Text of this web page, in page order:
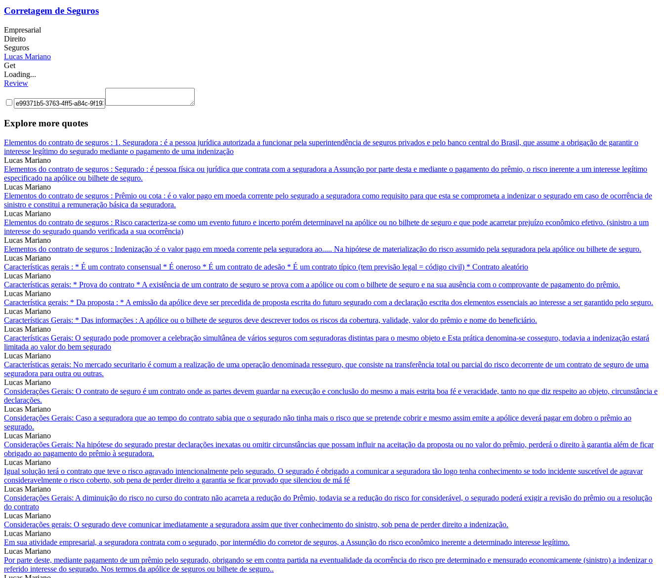
Corretagem de Seguros
Empresarial
Direito
Seguros
Lucas Mariano
Get
Loading...
Review
Explore more quotes
Elementos do contrato de seguros : 1. Seguradora : é a pessoa jurídica autorizada a funcionar pela superintendência de seguros privados e pelo banco central do Brasil, que assume a obrigação de garantir o
interesse legítimo do segurado mediante o pagamento de uma indenização
Lucas Mariano
Elementos do contrato de seguros : Segurado : é pessoa física ou jurídica que contrata com a seguradora a Assunção por parte desta e mediante o pagamento do prêmio, o risco inerente a um interesse legítimo
especificado na apólice ou bilhete de seguro.
Lucas Mariano
Elementos do contrato de seguros : Prêmio ou cota : é o valor pago em moeda corrente pelo segurado a seguradora como requisito para que esta se comprometa a indenizar o segurado em caso de ocorrência de
sinistro e constitui a remuneração básica da seguradora.
Lucas Mariano
Elementos do contrato de seguros : Risco caracteriza-se como um evento futuro e incerto porém determinavel na apólice ou no bilhete de seguro e que pode acarretar prejuízo econômico efetivo. (sinistro a um
interesse do segurado quando verificada a sua ocorrência)
Lucas Mariano
Elementos do contrato de seguros : Indenização :é o valor pago em moeda corrente pela seguradora ao..... Na hipótese de materialização do risco assumido pela seguradora pela apólice ou bilhete de seguro.
Lucas Mariano
Características gerais : * É um contrato consensual * É oneroso * É um contrato de adesão * É um contrato típico (tem previsão legal = código civil) * Contrato aleatório
Lucas Mariano
Características gerais: * Prova do contrato * A existência de um contrato de seguro se prova com a apólice ou com o bilhete de seguro e na sua ausência com o comprovante de pagamento do prêmio.
Lucas Mariano
Característica gerais: * Da proposta : * A emissão da apólice deve ser precedida de proposta escrita do futuro segurado com a declaração escrita dos elementos essenciais ao interesse a ser garantido pelo seguro.
Lucas Mariano
Características Gerais: * Das informações : A apólice ou o bilhete de seguros deve descrever todos os riscos da cobertura, validade, valor do prêmio e nome do beneficiário.
Lucas Mariano
Características Gerais: O segurado pode promover a celebração simultânea de vários seguros com seguradoras distintas para o mesmo objeto e Esta prática denomina-se cosseguro, todavia a indenização estará
limitada ao valor do bem segurado
Lucas Mariano
Características gerais: No mercado securitario é comum a realização de uma operação denominada resseguro, que consiste na transferência total ou parcial do risco decorrente de um contrato de seguro de uma
seguradora para outra ou outras.
Lucas Mariano
Considerações Gerais: O contrato de seguro é um contrato onde as partes devem guardar na execução e conclusão do mesmo a mais estrita boa fé e veracidade, tanto no que diz respeito ao objeto, circunstância e
declarações.
Lucas Mariano
Considerações Gerais: Caso a seguradora que ao tempo do contrato sabia que o segurado não tinha mais o risco que se pretende cobrir e mesmo assim emite a apólice deverá pagar em dobro o prêmio ao
segurado.
Lucas Mariano
Considerações Gerais: Na hipótese do segurado prestar declarações inexatas ou omitir circunstâncias que possam influir na aceitação da proposta ou no valor do prêmio, perderá o direito à garantia além de ficar
obrigado ao pagamento do prêmio à seguradora.
Lucas Mariano
Igual solução terá o contrato que teve o risco agravado intencionalmente pelo segurado. O segurado é obrigado a comunicar a seguradora tão logo tenha conhecimento se todo incidente suscetível de agravar
consideravelmente o risco coberto, sob pena de perder direito a garantia se ficar provado que silenciou de má fé
Lucas Mariano
Considerações Gerais: A diminuição do risco no curso do contrato não acarreta a redução do Prêmio, todavia se a redução do risco for considerável, o segurado poderá exigir a revisão do prêmio ou a resolução
do contrato
Lucas Mariano
Considerações gerais: O segurado deve comunicar imediatamente a seguradora assim que tiver conhecimento do sinistro, sob pena de perder direito a indenização.
Lucas Mariano
Em sua atividade empresarial, a seguradora contrata com o segurado, por intermédio do corretor de seguros, a Assunção do risco econômico inerente a determinado interesse legítimo.
Lucas Mariano
Por parte deste, mediante pagamento de um prêmio pelo segurado, obrigando se em contra partida na eventualidade da ocorrência do risco pre determinado e mensurado economicamente (sinistro) a indenizar o
referido interesse do segurado. Nos termos da apólice de seguros ou bilhete de seguro..